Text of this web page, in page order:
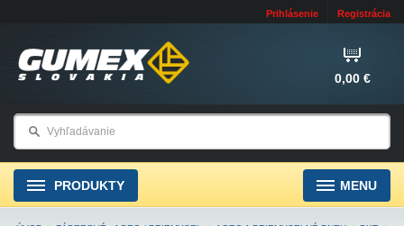
Prihlásenie Registrácia
0,00 €
PRODUKTY MENU